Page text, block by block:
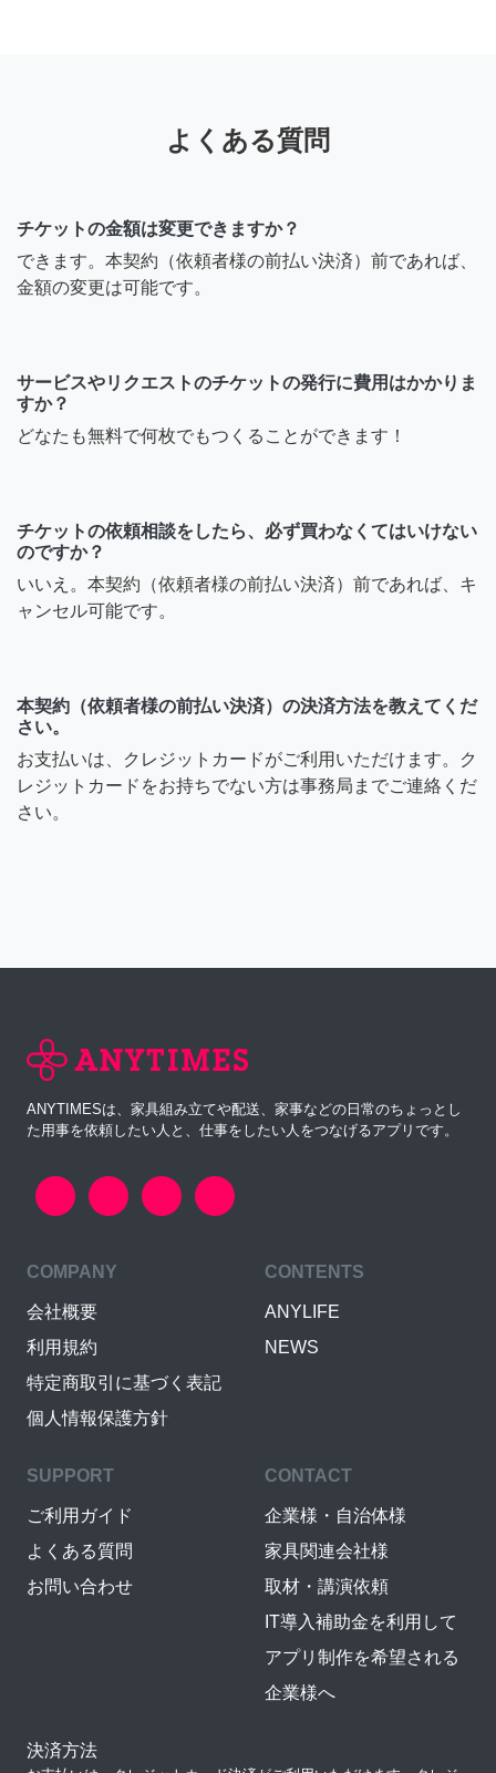
よくある質問
チケットの金額は変更できますか？
できます。本契約（依頼者様の前払い決済）前であれば、
金額の変更は可能です。
サービスやリクエストのチケットの発行に費用はかかりま
すか？
どなたも無料で何枚でもつくることができます！
チケットの依頼相談をしたら、必ず買わなくてはいけない
のですか？
いいえ。本契約（依頼者様の前払い決済）前であれば、キ
ャンセル可能です。
本契約（依頼者様の前払い決済）の決済方法を教えてくだ
さい。
お支払いは、クレジットカードがご利用いただけます。ク
レジットカードをお持ちでない方は事務局までご連絡くだ
さい。
ANYTIMESは、家具組み立てや配送、家事などの日常のちょっとし
た用事を依頼したい人と、仕事をしたい人をつなげるアプリです。
COMPANY
会社概要
利用規約
特定商取引に基づく表記
個人情報保護方針
CONTENTS
ANYLIFE
NEWS
SUPPORT
ご利用ガイド
よくある質問
お問い合わせ
CONTACT
企業様・自治体様
家具関連会社様
取材・講演依頼
IT導入補助金を利用して
アプリ制作を希望される
企業様へ
決済方法